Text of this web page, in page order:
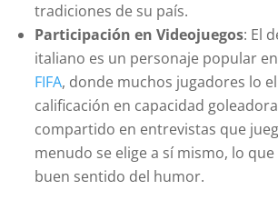
tradiciones de su país.
Participación en Videojuegos: El
italiano es un personaje popular
FIFA, donde muchos jugadores lo
calificación en capacidad
compartido en entrevistas que
menudo se elige a sí mismo, lo
buen sentido del humor.